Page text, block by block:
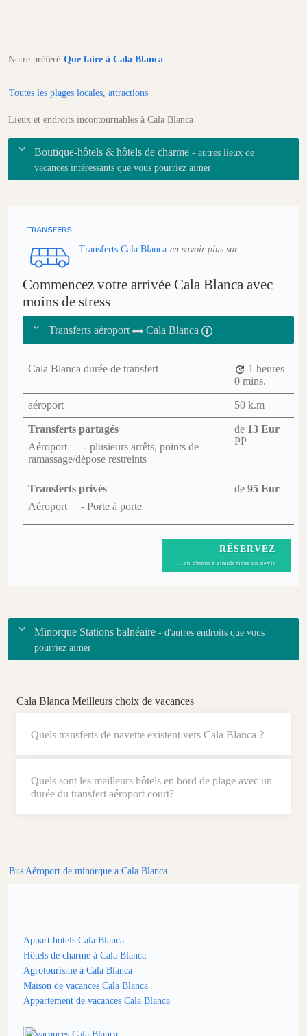
Notre préféré Que faire à Cala Blanca
Toutes les plages locales, attractions
Lieux et endroits incontournables à Cala Blanca
Boutique-hôtels & hôtels de charme- autres lieux de
vacances intéressants que vous pourriez aimer
Transferts Cala Blanca en savoir plus sur
Commencez votre arrivée Cala Blanca avec
moins de stress
Transferts aéroport Cala Blanca
Cala Blanca durée de transfert
1 heures
0 mins.
aéroport 50 k.m
Transferts partagés
Aéroport
- plusieurs arrêts, points de
ramassage/dépose restreints
de 13 Eur
PP
Transferts privés
Aéroport
- Porte à porte
de 95 Eur
RÉSERVEZ
...ou obtenez simplement un devis
Minorque Stations balnéaire - d'autres endroits que vous
pourriez aimer
Cala Blanca Meilleurs choix de vacances
Quels transferts de navette existent vers Cala Blanca ?
Quels sont les meilleurs hôtels en bord de plage avec un
durée du transfert aéroport court?
Bus Aéroport de minorque a Cala Blanca
Appart hotels Cala Blanca
Hôtels de charme à Cala Blanca
Agrotourisme à Cala Blanca
Maison de vacances Cala Blanca
Appartement de vacances Cala Blanca